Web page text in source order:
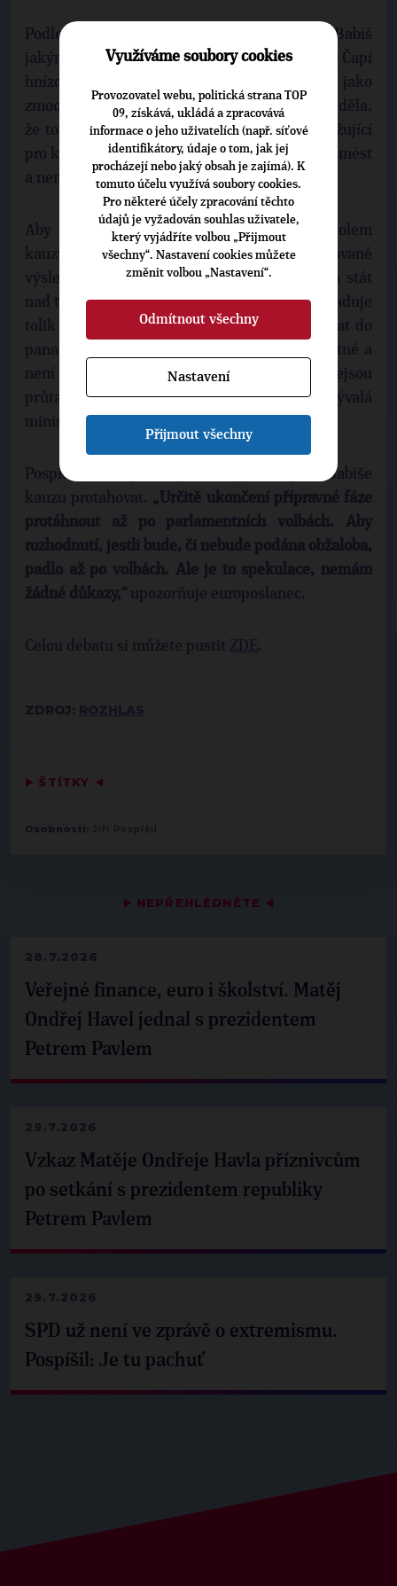
▶ NEPŘEHLÉDNĚTE ◀
28.7.2026
Veřejné finance, euro i školství. Matěj
Ondřej Havel jednal s prezidentem
Petrem Pavlem
29.7.2026
Vzkaz Matěje Ondřeje Havla příznivcům
po setkání s prezidentem republiky
Petrem Pavlem
29.7.2026
SPD už není ve zprávě o extremismu.
Pospíšil: Je tu pachuť
Podle Válkové není pravda, že by premiér Babiš
jakýmkoliv způsobem zasahoval do kauzy Čapí
hnízdo. „Vím to. Příliš blízko stojím i jako
zmocněnkyně vlády pro lidská práva, abych věděla,
že toto by nikdy neudělal. Protože to je ohrožující
pro každého premiéra. Vždyť by ho to mohlo smést
a nemá tu možnost,“ vysvětluje.
Aby se odstranily pochybnosti a otazníky kolem
kauzy, je teď podle ní potřeba provést plánované
výslechy. „Jen člověku zůstává trošku rozum stát
nad tím, proč takto ostře sledovaná kauza vyžaduje
tolik času i o prázdninách. Nechci se strefovat do
pana Šarocha, jen si myslím, že je to nešťastné a
není to ani dobré pro obviněnou stranou. To nejsou
průtahy, které by jí svědčily,“ tvrdí bývalá
ministryně.
Pospíšil si naopak myslí, že je v zájmu Babiše
kauzu protahovat. „Určitě ukončení přípravné fáze
protáhnout až po parlamentních volbách. Aby
rozhodnutí, jestli bude, či nebude podána obžaloba,
padlo až po volbách. Ale je to spekulace, nemám
žádné důkazy,“ upozorňuje europoslanec.
Celou debatu si můžete pustit .
ZDROJ:
▶ ŠTÍTKY ◀
Osobnosti: Jiří Pospíšil
Využíváme soubory cookies
Provozovatel webu, politická strana TOP
09, získává, ukládá a zpracovává
informace o jeho uživatelích (např. síťové
identifikátory, údaje o tom, jak jej
procházejí nebo jaký obsah je zajímá). K
tomuto účelu využívá soubory cookies.
Pro některé účely zpracování těchto
údajů je vyžadován souhlas uživatele,
který vyjádříte volbou „Přijmout
všechny“. Nastavení cookies můžete
změnit volbou „Nastavení“.
Odmítnout všechny
Nastavení
Přijmout všechny